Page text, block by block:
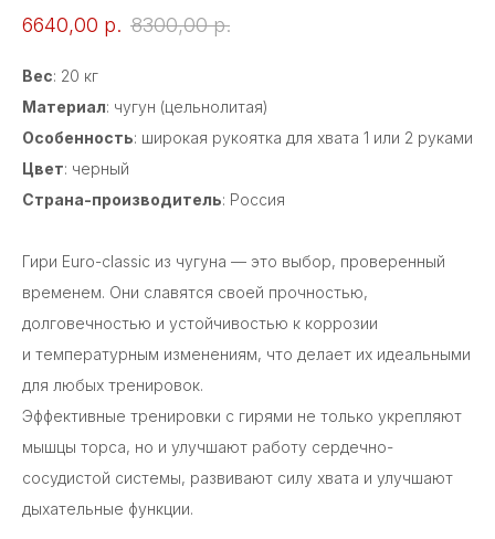
6640,00 р. 8300,00 р.
Вес: 20 кг
Материал: чугун (цельнолитая)
Особенность: широкая рукоятка для хвата 1 или 2 руками
Цвет: черный
Страна-производитель: Россия
Гири Euro-classic из чугуна — это выбор, проверенный
временем. Они славятся своей прочностью,
долговечностью и устойчивостью к коррозии
и температурным изменениям, что делает их идеальными
для любых тренировок.
Эффективные тренировки с гирями не только укрепляют
мышцы торса, но и улучшают работу сердечно-
сосудистой системы, развивают силу хвата и улучшают
дыхательные функции.